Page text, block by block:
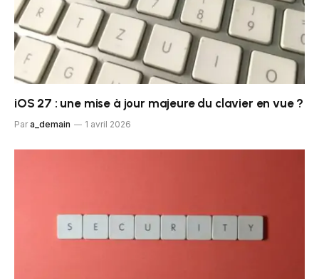
iOS 27 : une mise à jour majeure du clavier en vue ?
Par a_demain 1 avril 2026